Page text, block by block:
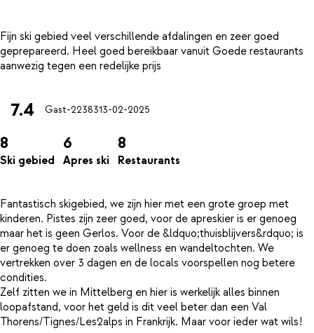
Fijn ski gebied veel verschillende afdalingen en zeer goed
geprepareerd. Heel goed bereikbaar vanuit Goede restaurants
7.4 Gast-2238313-02-2025
8
Ski gebied
6
Apres ski
8
Restaurants
Fantastisch skigebied, we zijn hier met een grote groep met
kinderen. Pistes zijn zeer goed, voor de apreskier is er genoeg
maar het is geen Gerlos. Voor de &ldquo;thuisblijvers&rdquo; is
er genoeg te doen zoals wellness en wandeltochten. We
vertrekken over 3 dagen en de locals voorspellen nog betere
condities.
Zelf zitten we in Mittelberg en hier is werkelijk alles binnen
loopafstand, voor het geld is dit veel beter dan een Val